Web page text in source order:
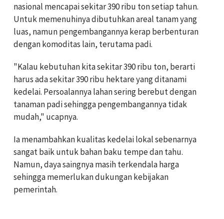
nasional mencapai sekitar 390 ribu ton setiap tahun.
Untuk memenuhinya dibutuhkan areal tanam yang
luas, namun pengembangannya kerap berbenturan
dengan komoditas lain, terutama padi.
"Kalau kebutuhan kita sekitar 390 ribu ton, berarti
harus ada sekitar 390 ribu hektare yang ditanami
kedelai. Persoalannya lahan sering berebut dengan
tanaman padi sehingga pengembangannya tidak
mudah," ucapnya.
Ia menambahkan kualitas kedelai lokal sebenarnya
sangat baik untuk bahan baku tempe dan tahu.
Namun, daya saingnya masih terkendala harga
sehingga memerlukan dukungan kebijakan
pemerintah.